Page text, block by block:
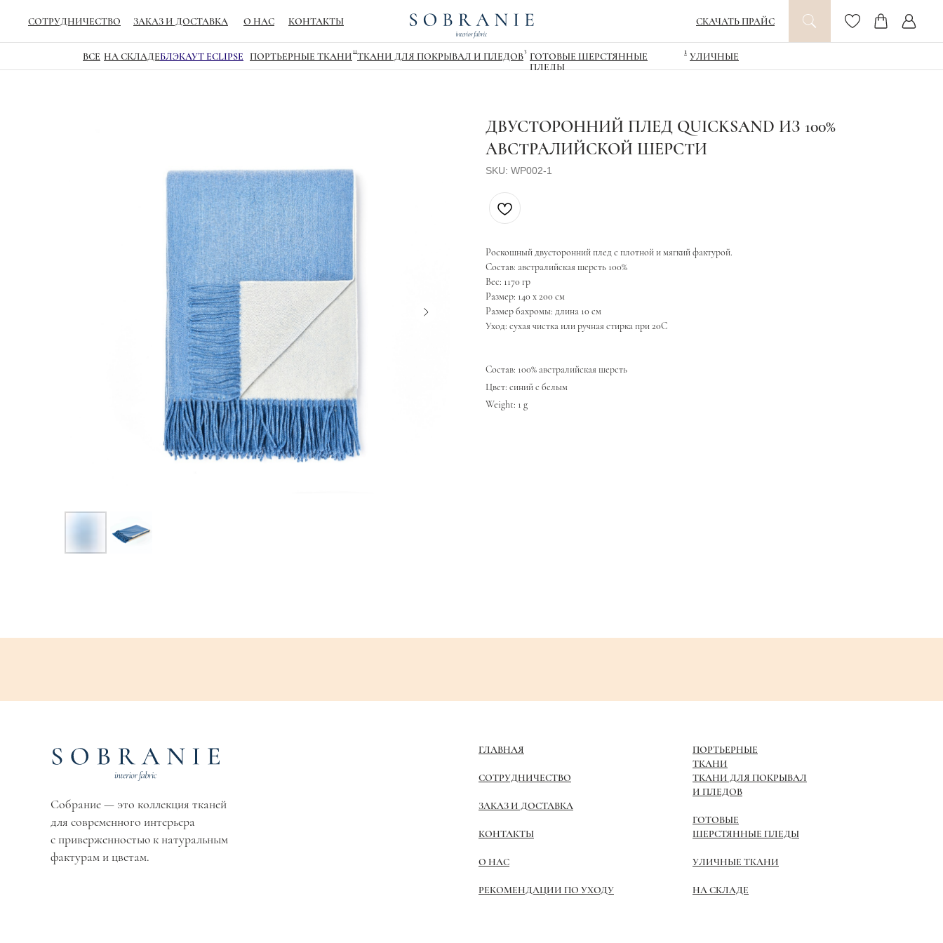
СОТРУДНИЧЕСТВО ЗАКАЗ И ДОСТАВКА О НАС КОНТАКТЫ СКАЧАТЬ ПРАЙС
ВСЕ НА СКЛАДЕБЛЭКАУТ ECLIPSE ПОРТЬЕРНЫЕ ТКАНИ 11ТКАНИ ДЛЯ ПОКРЫВАЛ И ПЛЕДОВ3 ГОТОВЫЕ ШЕРСТЯННЫЕ
ПЛЕДЫ
1 УЛИЧНЫЕ
ДВУСТОРОННИЙ ПЛЕД QUICKSAND ИЗ 100%
АВСТРАЛИЙСКОЙ ШЕРСТИ
SKU: WP002-1
Роскошный двусторонний плед с плотной и мягкий фактурой.
Состав: австралийская шерсть 100%
Вес: 1170 гр
Размер: 140 х 200 см
Размер бахромы: длина 10 см
Уход: сухая чистка или ручная стирка при 20С
Состав: 100% австралийская шерсть
Цвет: синий с белым
Weight: 1 g
Собрание — это коллекция тканей
для современного интерьера
с приверженностью к натуральным
фактурам и цветам.
ГЛАВНАЯ
СОТРУДНИЧЕСТВО
ЗАКАЗ И ДОСТАВКА
КОНТАКТЫ
О НАС
ПОРТЬЕРНЫЕ
ТКАНИ
ТКАНИ ДЛЯ ПОКРЫВАЛ
И ПЛЕДОВ
ГОТОВЫЕ
ШЕРСТЯННЫЕ ПЛЕДЫ
УЛИЧНЫЕ ТКАНИ
НА СКЛАДЕ
РЕКОМЕНДАЦИИ ПО УХОДУ